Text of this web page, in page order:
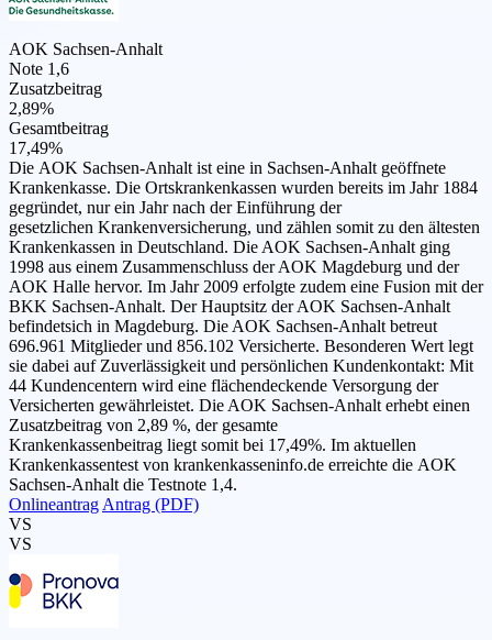
AOK Sachsen-Anhalt
Note 1,6
Zusatzbeitrag
2,89%
Gesamtbeitrag
17,49%
Die AOK Sachsen-Anhalt ist eine in Sachsen-Anhalt geöffnete
Krankenkasse. Die Ortskrankenkassen wurden bereits im Jahr 1884
gegründet, nur ein Jahr nach der Einführung der
gesetzlichen Krankenversicherung, und zählen somit zu den ältesten
Krankenkassen in Deutschland. Die AOK Sachsen-Anhalt ging
1998 aus einem Zusammenschluss der AOK Magdeburg und der
AOK Halle hervor. Im Jahr 2009 erfolgte zudem eine Fusion mit der
BKK Sachsen-Anhalt. Der Hauptsitz der AOK Sachsen-Anhalt
befindetsich in Magdeburg. Die AOK Sachsen-Anhalt betreut
696.961 Mitglieder und 856.102 Versicherte. Besonderen Wert legt
sie dabei auf Zuverlässigkeit und persönlichen Kundenkontakt: Mit
44 Kundencentern wird eine flächendeckende Versorgung der
Versicherten gewährleistet. Die AOK Sachsen-Anhalt erhebt einen
Zusatzbeitrag von 2,89 %, der gesamte
Krankenkassenbeitrag liegt somit bei 17,49%. Im aktuellen
Krankenkassentest von krankenkasseninfo.de erreichte die AOK
Sachsen-Anhalt die Testnote 1,4.
Onlineantrag Antrag (PDF)
VS
VS